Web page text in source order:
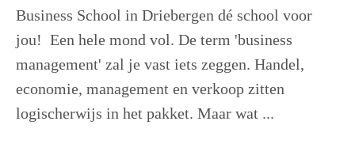
Business School in Driebergen dé school voor
jou! Een hele mond vol. De term 'business
management' zal je vast iets zeggen. Handel,
economie, management en verkoop zitten
logischerwijs in het pakket. Maar wat ...